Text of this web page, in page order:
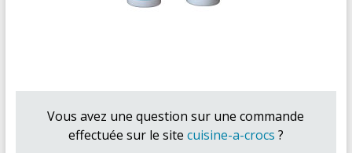
Vous avez une question sur une commande
effectuée sur le site cuisine-a-crocs ?